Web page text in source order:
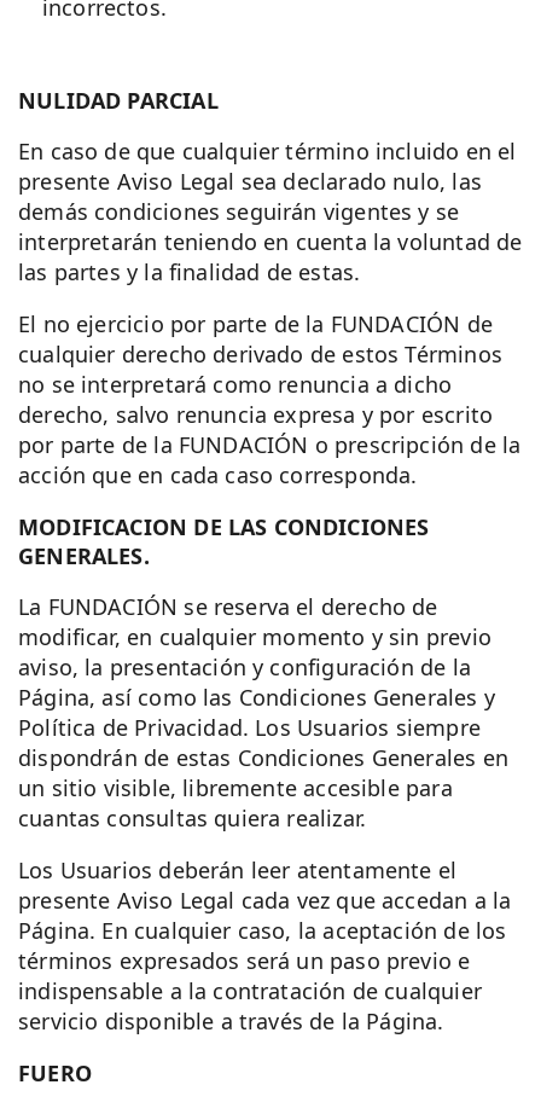
incorrectos.
NULIDAD PARCIAL
En caso de que cualquier término incluido en el
presente Aviso Legal sea declarado nulo, las
demás condiciones seguirán vigentes y se
interpretarán teniendo en cuenta la voluntad de
las partes y la finalidad de estas.
El no ejercicio por parte de la FUNDACIÓN de
cualquier derecho derivado de estos Términos
no se interpretará como renuncia a dicho
derecho, salvo renuncia expresa y por escrito
por parte de la FUNDACIÓN o prescripción de la
acción que en cada caso corresponda.
MODIFICACION DE LAS CONDICIONES
GENERALES.
La FUNDACIÓN se reserva el derecho de
modificar, en cualquier momento y sin previo
aviso, la presentación y configuración de la
Página, así como las Condiciones Generales y
Política de Privacidad. Los Usuarios siempre
dispondrán de estas Condiciones Generales en
un sitio visible, libremente accesible para
cuantas consultas quiera realizar.
Los Usuarios deberán leer atentamente el
presente Aviso Legal cada vez que accedan a la
Página. En cualquier caso, la aceptación de los
términos expresados será un paso previo e
indispensable a la contratación de cualquier
servicio disponible a través de la Página.
FUERO